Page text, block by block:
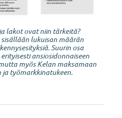
lakot ovat niin tärkeitä?
lukuisan määrän
Suurin osa
ansiosidonnaiseen
myös Kelan maksamaan
työmarkkinatukeen.